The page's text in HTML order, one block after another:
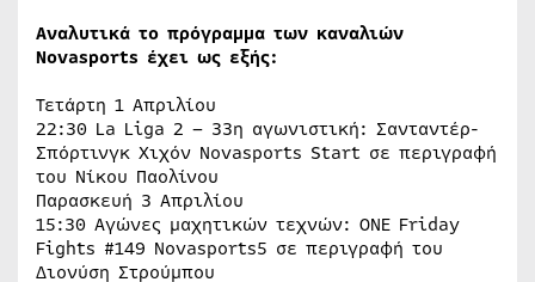
Αναλυτικά το πρόγραμμα των καναλιών
Novasports έχει ως εξής:
Τετάρτη 1 Απριλίου
22:30 La Liga 2 – 33η αγωνιστική: Σανταντέρ-
Σπόρτινγκ Χιχόν Novasports Start σε περιγραφή
του Νίκου Παολίνου
Παρασκευή 3 Απριλίου
15:30 Αγώνες μαχητικών τεχνών: ONE Friday
Fights #149 Novasports5 σε περιγραφή του
Διονύση Στρούμπου